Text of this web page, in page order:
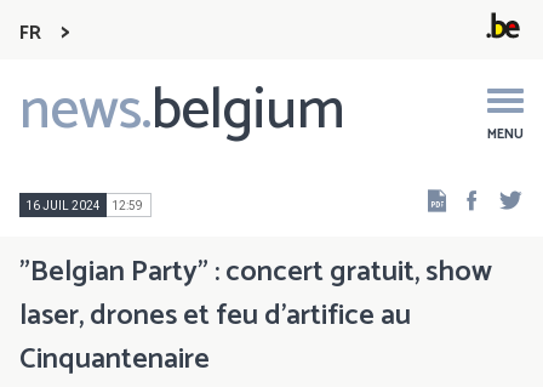
FR
news.belgium MENU
Main
navigation
16 JUIL 2024 12:59
"Belgian Party" : concert gratuit, show
laser, drones et feu d’artifice au
Cinquantenaire